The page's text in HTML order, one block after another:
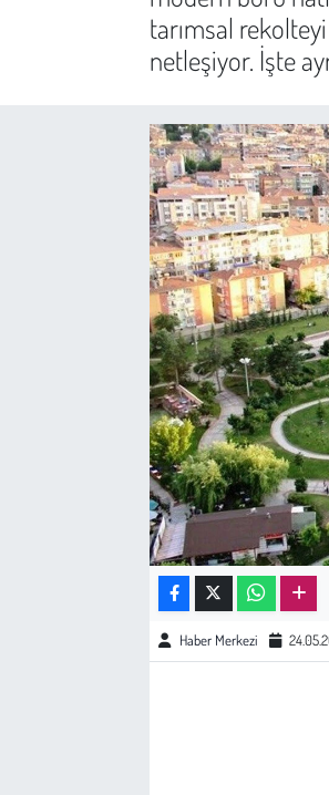
tarımsal
netleşiyor. İşte
Haber Merkezi
Kültür Sanat
Bilim - Teknoloji
İnsan Hakları
Hayvan Hakları
Günün İçinden